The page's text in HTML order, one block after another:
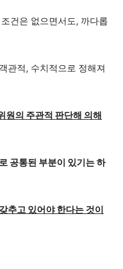
건은 없으면서도, 까다롭
관적, 수치적으로 정해져
원의 주관적 판단해 의해
공통된 부분이 있기는 하
추고 있어야 한다는 것이